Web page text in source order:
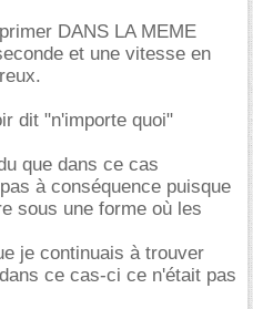
DANS LA MEME
et une vitesse en
dit "n'importe quoi"
que dans ce cas
à conséquence puisque
sous une forme où les
je continuais à trouver
ce cas-ci ce n'était pas